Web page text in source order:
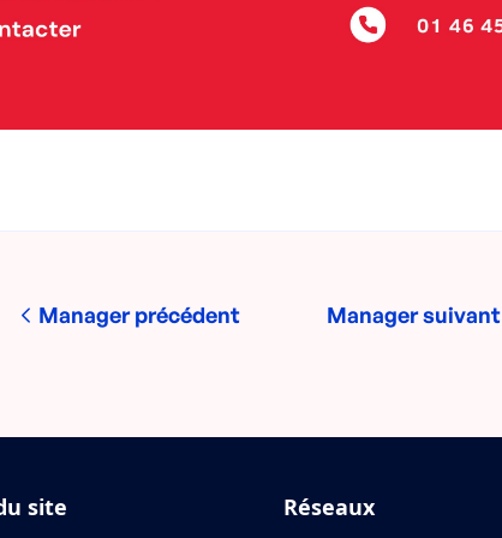
Manager précédent Manager suivant
site Réseaux